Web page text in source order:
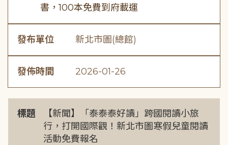
書，100本免費到府載運
發布單位 新北市圖(總館)
發佈時間 2026-01-26
標題
【新聞】「泰泰泰好讀」跨國閱讀小旅
行，打開國際觀！新北市圖寒假兒童閱讀
活動免費報名